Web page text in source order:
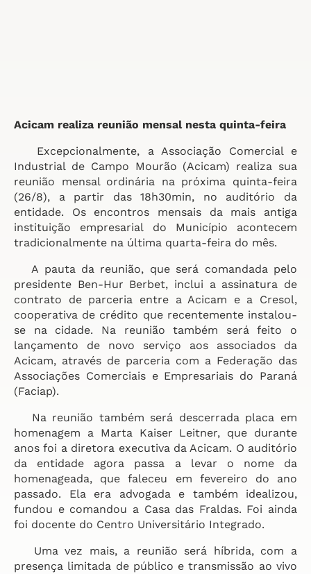
Acicam realiza reunião mensal nesta quinta-feira
Excepcionalmente, a Associação Comercial e
Industrial de Campo Mourão (Acicam) realiza sua
reunião mensal ordinária na próxima quinta-feira
(26/8), a partir das 18h30min, no auditório da
entidade. Os encontros mensais da mais antiga
instituição empresarial do Município acontecem
tradicionalmente na última quarta-feira do mês.
A pauta da reunião, que será comandada pelo
presidente Ben-Hur Berbet, inclui a assinatura de
contrato de parceria entre a Acicam e a Cresol,
cooperativa de crédito que recentemente instalou-
se na cidade. Na reunião também será feito o
lançamento de novo serviço aos associados da
Acicam, através de parceria com a Federação das
Associações Comerciais e Empresariais do Paraná
(Faciap).
Na reunião também será descerrada placa em
homenagem a Marta Kaiser Leitner, que durante
anos foi a diretora executiva da Acicam. O auditório
da entidade agora passa a levar o nome da
homenageada, que faleceu em fevereiro do ano
passado. Ela era advogada e também idealizou,
fundou e comandou a Casa das Fraldas. Foi ainda
foi docente do Centro Universitário Integrado.
Uma vez mais, a reunião será híbrida, com a
presença limitada de público e transmissão ao vivo